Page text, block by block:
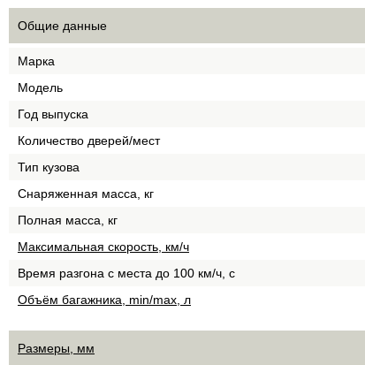
Общие данные
Марка
Модель
Год выпуска
Количество дверей/мест
Тип кузова
Снаряженная масса, кг
Полная масса, кг
Максимальная скорость, км/ч
Время разгона с места до 100 км/ч, с
Объём багажника, min/max, л
Размеры, мм